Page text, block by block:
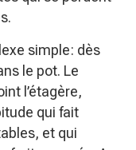
simple: dès
le pot. Le
l’étagère,
qui fait
et qui